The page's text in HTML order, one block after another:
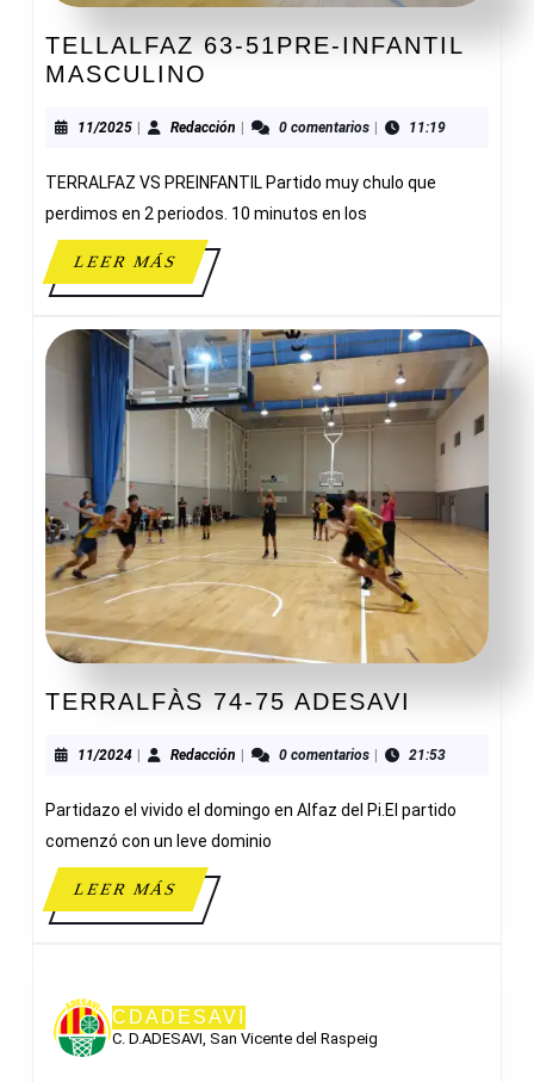
TELLALFAZ 63-51PRE-INFANTIL
MASCULINO
51PRE-
MASCULINO
11/202511/2025Redacción Redacción0 comentarios 11:19
TERRALFAZ VS PREINFANTIL Partido muy chulo que
perdimos en 2 periodos. 10 minutos en los
LEER MÁSLEER
MÁS
TERRALFÀS 74-75 ADESAVI
75
11/202411/2024Redacción Redacción0 comentarios 21:53
Partidazo el vivido el domingo en Alfaz del Pi.El partido
comenzó con un leve dominio
LEER MÁSLEER
MÁS
CDADESAVI
C. D.ADESAVI, San Vicente del Raspeig